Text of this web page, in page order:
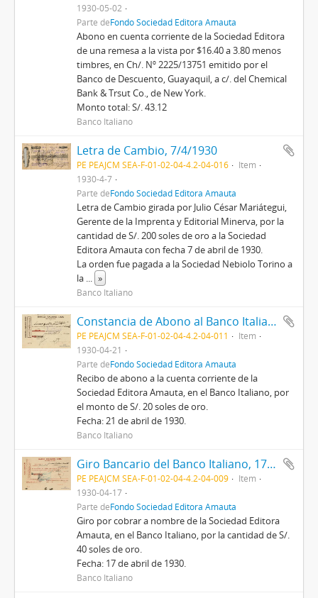
1930-05-02
Parte deFondo Sociedad Editora Amauta
Abono en cuenta corriente de la Sociedad Editora
de una remesa a la vista por $16.40 a 3.80 menos
timbres, en Ch/. Nº 2225/13751 emitido por el
Banco de Descuento, Guayaquil, a c/. del Chemical
Bank & Trsut Co., de New York.
Monto total: S/. 43.12
Banco Italiano
Letra de Cambio, 7/4/1930
PE PEAJCM SEA-F-01-02-04-4.2-04-016
Item
1930-4-7
Parte deFondo Sociedad Editora Amauta
Letra de Cambio girada por Julio César Mariátegui,
Gerente de la Imprenta y Editorial Minerva, por la
cantidad de S/. 200 soles de oro a la Sociedad
Editora Amauta con fecha 7 de abril de 1930.
La orden fue pagada a la Sociedad Nebiolo Torino a
la ... »
Banco Italiano
Constancia de Abono al Banco Italiano de Lima, 21/4/1930
PE PEAJCM SEA-F-01-02-04-4.2-04-011
Item
1930-04-21
Parte deFondo Sociedad Editora Amauta
Recibo de abono a la cuenta corriente de la
Sociedad Editora Amauta, en el Banco Italiano, por
el monto de S/. 20 soles de oro.
Fecha: 21 de abril de 1930.
Banco Italiano
Giro Bancario del Banco Italiano, 17/4/1930
PE PEAJCM SEA-F-01-02-04-4.2-04-009
Item
1930-04-17
Parte deFondo Sociedad Editora Amauta
Giro por cobrar a nombre de la Sociedad Editora
Amauta, en el Banco Italiano, por la cantidad de S/.
40 soles de oro.
Fecha: 17 de abril de 1930.
Banco Italiano